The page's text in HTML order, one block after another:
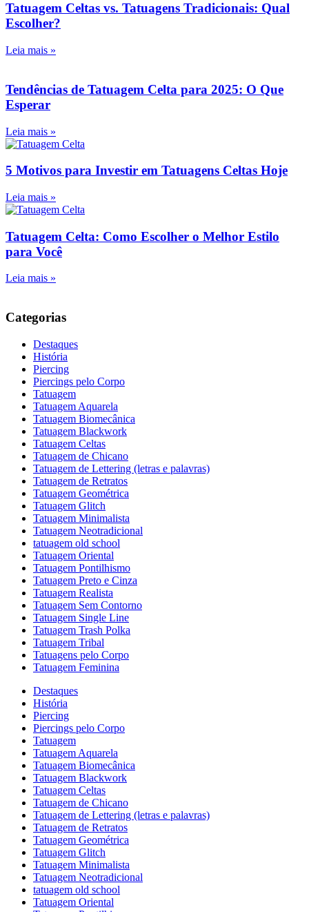
Tatuagem Celtas vs. Tatuagens Tradicionais: Qual
Escolher?
Leia mais »
Tendências de Tatuagem Celta para 2025: O Que
Esperar
Leia mais »
5 Motivos para Investir em Tatuagens Celtas Hoje
Leia mais »
Tatuagem Celta: Como Escolher o Melhor Estilo
para Você
Leia mais »
Categorias
Destaques
História
Piercing
Piercings pelo Corpo
Tatuagem
Tatuagem Aquarela
Tatuagem Biomecânica
Tatuagem Blackwork
Tatuagem Celtas
Tatuagem de Chicano
Tatuagem de Lettering (letras e palavras)
Tatuagem de Retratos
Tatuagem Geométrica
Tatuagem Glitch
Tatuagem Minimalista
Tatuagem Neotradicional
tatuagem old school
Tatuagem Oriental
Tatuagem Pontilhismo
Tatuagem Preto e Cinza
Tatuagem Realista
Tatuagem Sem Contorno
Tatuagem Single Line
Tatuagem Trash Polka
Tatuagem Tribal
Tatuagens pelo Corpo
Tatuagem Feminina
Destaques
História
Piercing
Piercings pelo Corpo
Tatuagem
Tatuagem Aquarela
Tatuagem Biomecânica
Tatuagem Blackwork
Tatuagem Celtas
Tatuagem de Chicano
Tatuagem de Lettering (letras e palavras)
Tatuagem de Retratos
Tatuagem Geométrica
Tatuagem Glitch
Tatuagem Minimalista
Tatuagem Neotradicional
tatuagem old school
Tatuagem Oriental